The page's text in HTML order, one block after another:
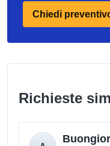
Chiedi
Richieste